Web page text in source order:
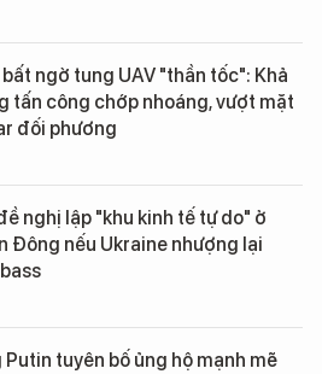
bất ngờ tung UAV "thần tốc": Khả
tấn công chớp nhoáng, vượt mặt
đối phương
nghị lập "khu kinh tế tự do" ở
Đông nếu Ukraine nhượng lại
Putin tuyên bố ủng hộ mạnh mẽ